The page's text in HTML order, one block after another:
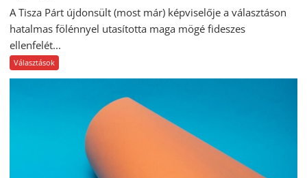
A Tisza Párt újdonsült (most már) képviselője a választáson
hatalmas fölénnyel utasította maga mögé fideszes
ellenfelét...
Választások